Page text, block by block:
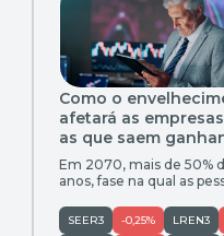
Como o
afetará as
as que saem
Em 2070, mais de 50%
anos, fase na qual as
qualquer setor
SEER3 -0,25% LREN3